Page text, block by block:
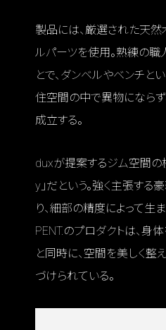
製品には、厳選された天然
ルパーツを使用。熟練の職
とで、ダンベルやベンチと
住空間の中で異物にならず
成立する。
duxが提案するジム空間の
y」だという。強く主張する
り、細部の精度によって生
PENT.のプロダクトは、身
と同時に、空間を美しく整
づけられている。